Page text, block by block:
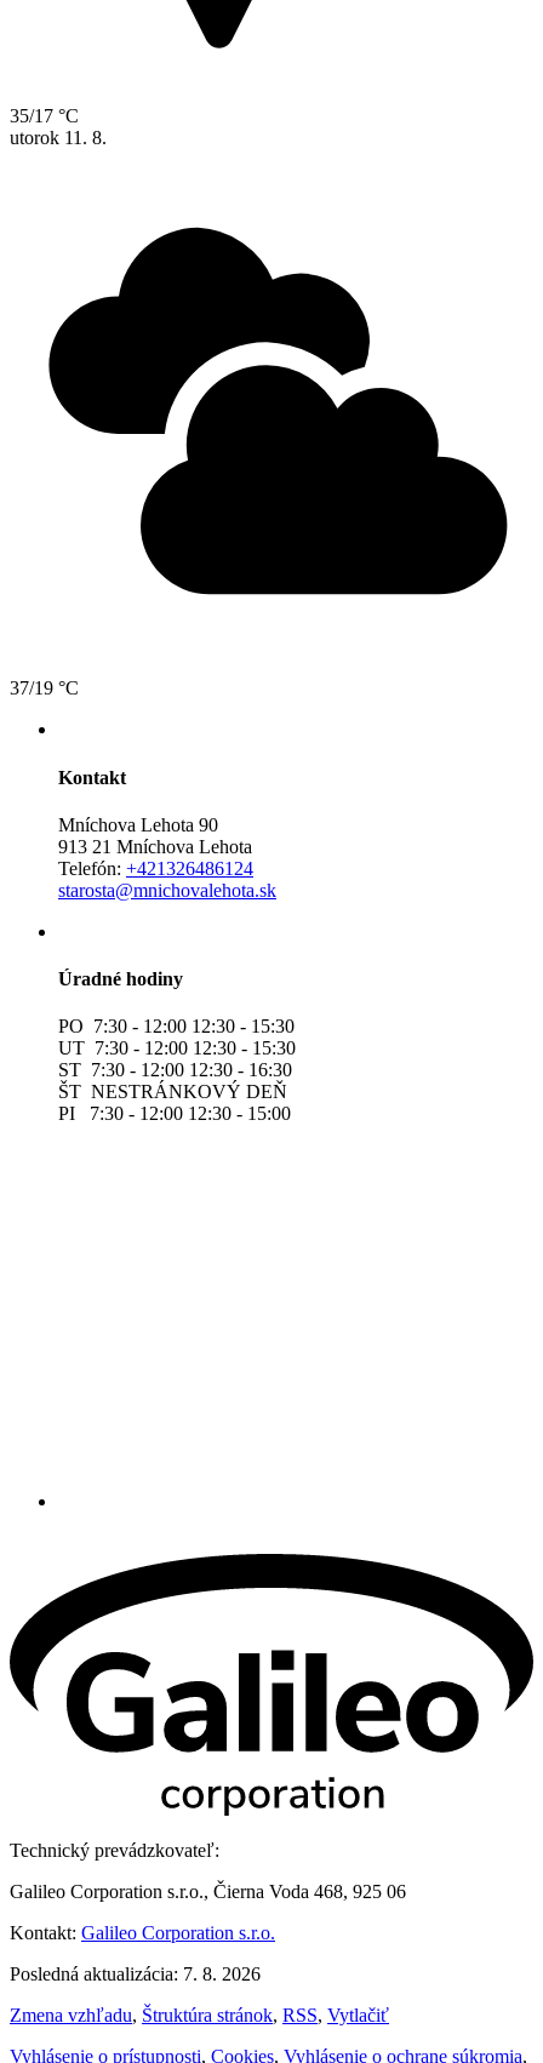
35/17 °C
utorok 11. 8.
37/19 °C
Kontakt
Mníchova Lehota 90
913 21 Mníchova Lehota
Telefón: +421326486124
starosta@mnichovalehota.sk
Úradné hodiny
PO 7:30 - 12:00 12:30 - 15:30
UT 7:30 - 12:00 12:30 - 15:30
ST 7:30 - 12:00 12:30 - 16:30
ŠT NESTRÁNKOVÝ DEŇ
PI 7:30 - 12:00 12:30 - 15:00
Technický prevádzkovateľ:
Galileo Corporation s.r.o., Čierna Voda 468, 925 06
Kontakt: Galileo Corporation s.r.o.
Posledná aktualizácia: 7. 8. 2026
Zmena vzhľadu, Štruktúra stránok, RSS, Vytlačiť
Vyhlásenie o prístupnosti, Cookies, Vyhlásenie o ochrane súkromia,